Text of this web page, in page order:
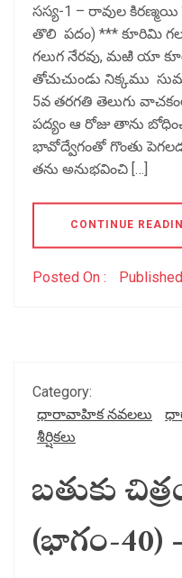
సస్య-1 – రావుల
తొలి పదం) *** కూరిమి
గలుగ నేరవు, మఱి యా
తోచుచుండు
5వ తరగతి తెలుగు
పద్యం ఆ రోజు తాను
భావోద్వేగంతో గొంతు
తను అనుభవించి […]
CONTINUE
Posted On :
Category:
ధారావాహిక నవలలు
శీర్షికలు
బతుకు
(భాగం-40)